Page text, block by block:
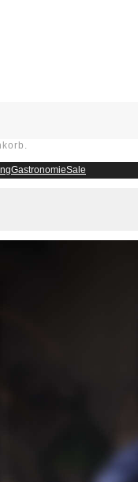
GastronomieSale